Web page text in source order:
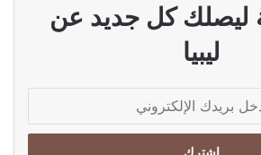
ليصلك كل جديد عن
ليبيا